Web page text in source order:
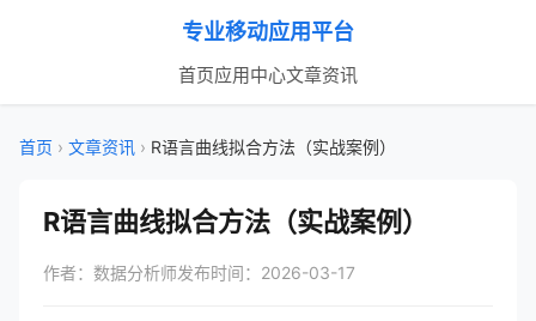
专业移动应用平台
首页应用中心文章资讯
首页 › 文章资讯 › R语言曲线拟合方法（实战案例）
R语言曲线拟合方法（实战案例）
作者：数据分析师发布时间：2026-03-17